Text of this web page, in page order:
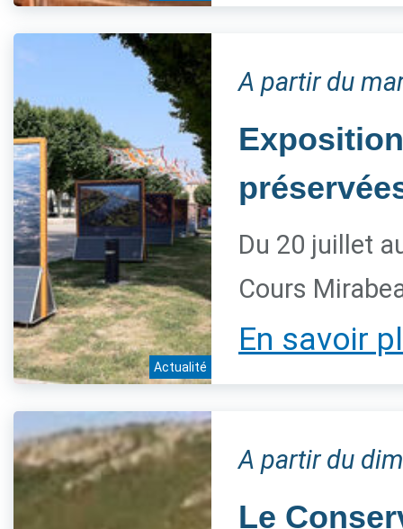
Actualité
A partir du
Du 20 juillet
Cours
En savoir
A partir du
Le